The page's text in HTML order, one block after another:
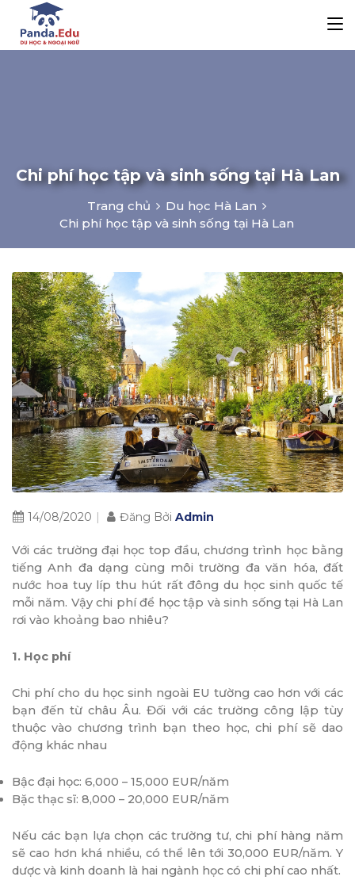
Chi phí học tập và sinh sống tại Hà Lan
Trang chủ
Du học Hà Lan
Chi phí học tập và sinh sống tại Hà Lan
14/08/2020 Đăng Bởi Admin
Với các trường đại học top đầu, chương trình học bằng
tiếng Anh đa dạng cùng môi trường đa văn hóa, đất
nước hoa tuy líp thu hút rất đông du học sinh quốc tế
mỗi năm. Vậy chi phí để học tập và sinh sống tại Hà Lan
rơi vào khoảng bao nhiêu?
1. Học phí
Chi phí cho du học sinh ngoài EU tường cao hơn với các
bạn đến từ châu Âu. Đối với các trường công lập tùy
thuộc vào chương trình bạn theo học, chi phí sẽ dao
động khác nhau
Bậc đại học: 6,000 – 15,000 EUR/năm
Bặc thạc sĩ: 8,000 – 20,000 EUR/năm
Nếu các bạn lựa chọn các trường tư, chi phí hàng năm
sẽ cao hơn khá nhiều, có thể lên tới 30,000 EUR/năm. Y
dược và kinh doanh là hai ngành học có chi phí cao nhất.